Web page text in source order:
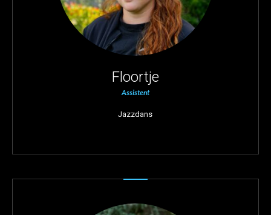
Floortje
Assistent
Jazzdans